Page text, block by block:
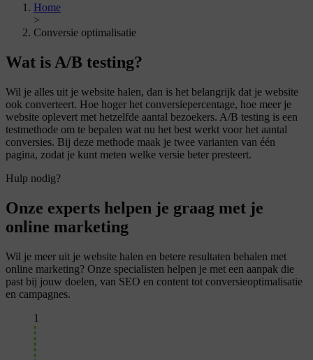
Home
>
Conversie optimalisatie
Wat is A/B testing?
Wil je alles uit je website halen, dan is het belangrijk dat je website
ook converteert. Hoe hoger het conversiepercentage, hoe meer je
website oplevert met hetzelfde aantal bezoekers. A/B testing is een
testmethode om te bepalen wat nu het best werkt voor het aantal
conversies. Bij deze methode maak je twee varianten van één
pagina, zodat je kunt meten welke versie beter presteert.
Hulp nodig?
Onze experts helpen je graag met je
online marketing
Wil je meer uit je website halen en betere resultaten behalen met
online marketing? Onze specialisten helpen je met een aanpak die
past bij jouw doelen, van SEO en content tot conversieoptimalisatie
en campagnes.
1